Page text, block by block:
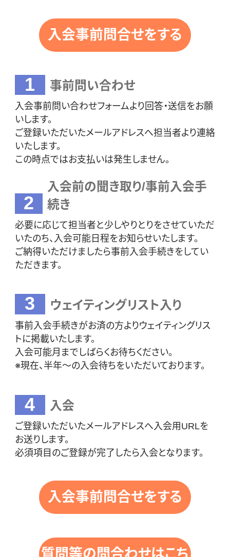
入会事前問合せをする
1 事前問い合わせ
入会事前問い合わせフォームより回答・送信をお願
いします。
ご登録いただいたメールアドレスへ担当者より連絡
いたします。
この時点ではお支払いは発生しません。
2
入会前の聞き取り/事前入会手
続き
必要に応じて担当者と少しやりとりをさせていただ
いたのち、入会可能日程をお知らせいたします。
ご納得いただけましたら事前入会手続きをしてい
ただきます。
3 ウェイティングリスト入り
事前入会手続きがお済の方よりウェイティングリス
トに掲載いたします。
入会可能月までしばらくお待ちください。
※現在、半年～の入会待ちをいただいております。
4 入会
ご登録いただいたメールアドレスへ入会用URLを
お送りします。
必須項目のご登録が完了したら入会となります。
入会事前問合せをする
質問等の問合わせはこち